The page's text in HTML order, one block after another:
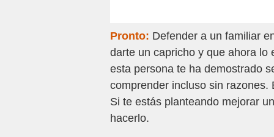
Pronto: Defender a un familiar
darte un capricho y que ahora lo
esta persona te ha demostrado
comprender incluso sin
Si te estás planteando mejorar
hacerlo.